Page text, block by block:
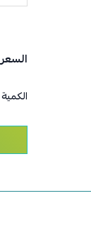
السعر
الكمية